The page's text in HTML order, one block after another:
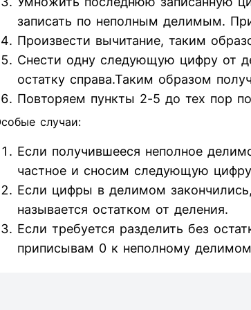
записать по неполным делимым.
Произвести вычитание, таким
Снести одну следующую цифру от
остатку справа.Таким образом
Повторяем пункты 2-5 до тех пор
случаи:
Если получившееся неполное
частное и сносим следующую
Если цифры в делимом
называется остатком от деления.
Если требуется разделить без
приписывам 0 к неполному